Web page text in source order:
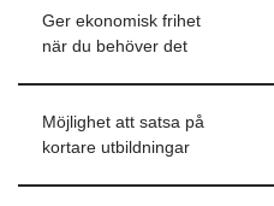
Ger ekonomisk frihet
när du behöver det
Möjlighet att satsa på
kortare utbildningar